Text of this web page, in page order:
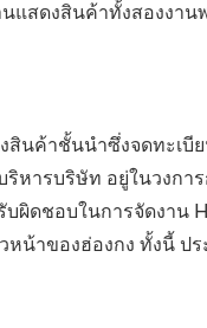
แสดงสินค้าทั้งสองงา
สินค้าชั้นนำซึ่งจดทะเ
ริหารบริษัท อยู่ในวง
ผิดชอบในการจัดงา
หน้าของฮ่องกง ทั้งนี้